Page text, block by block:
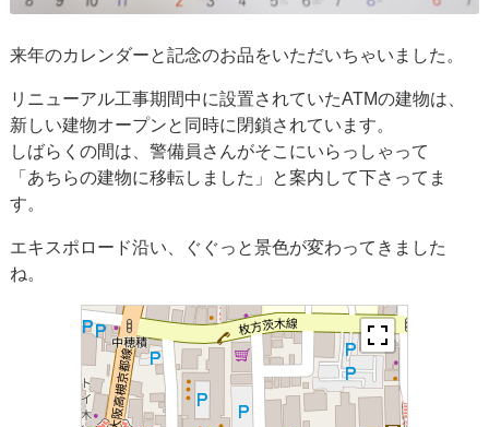
来年のカレンダーと記念のお品をいただいちゃいました。
リニューアル工事期間中に設置されていたATMの建物は、
新しい建物オープンと同時に閉鎖されています。
しばらくの間は、警備員さんがそこにいらっしゃって
「あちらの建物に移転しました」と案内して下さってま
す。
エキスポロード沿い、ぐぐっと景色が変わってきました
ね。